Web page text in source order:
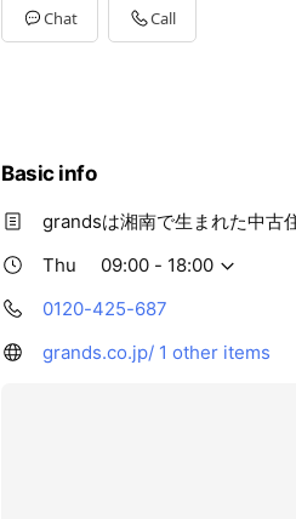
Tue09:00 - 18:00
WedClosed
Chat Call
Basic info
grandsは湘南で生まれた中古
Thu
09:00 - 18:00
0120-425-687
grands.co.jp/ 1 other items